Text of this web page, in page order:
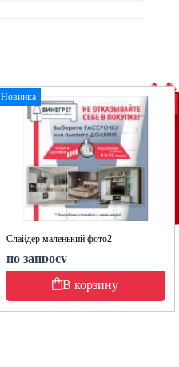
Новинка
Слайдер маленький фото2
по запросу
В корзину